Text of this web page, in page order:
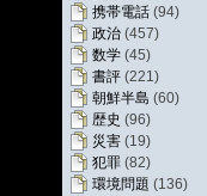
携帯電話 (94)
政治 (457)
数学 (45)
書評 (221)
朝鮮半島 (60)
歴史 (96)
災害 (19)
犯罪 (82)
環境問題 (136)